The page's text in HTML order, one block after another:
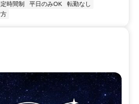
定時間制 平日のみOK
転勤なし
方